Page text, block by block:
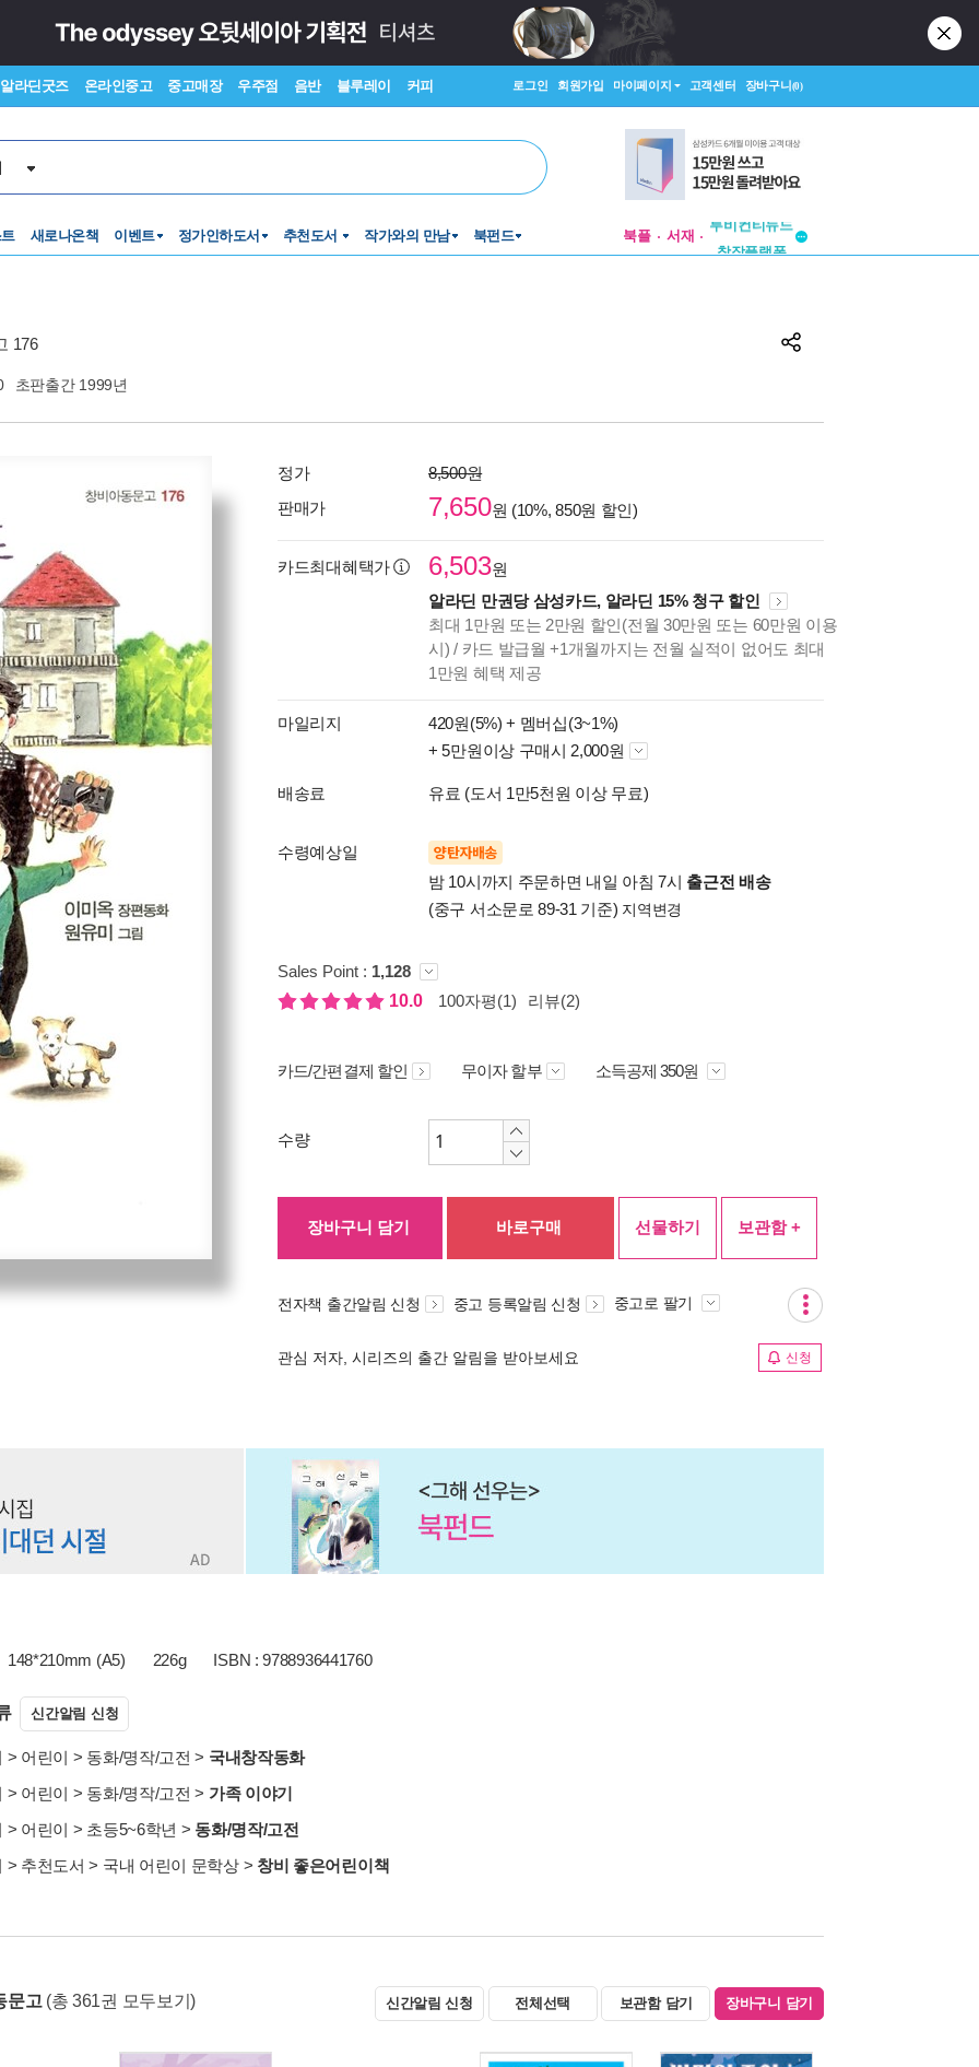
알라딘굿즈 온라인중고 중고매장 우주점 음반 블루레이 커피 로그인 회원가입 마이페이지 고객센터 장바구니(0)
새로나온책 이벤트 정가인하도서 추천도서 작가와의 만남 북펀드 북플 서재
창작플랫폼
176
초판출간 1999년
정가
8,500원
판매가
7,650원 (10%, 850원 할인)
카드최대혜택가 6,503원
알라딘 만권당 삼성카드, 알라딘 15% 청구 할인
최대 1만원 또는 2만원 할인(전월 30만원 또는 60만원 이용
시) / 카드 발급월 +1개월까지는 전월 실적이 없어도 최대
1만원 혜택 제공
마일리지 420원(5%) + 멤버십(3~1%)
+ 5만원이상 구매시 2,000원
배송료 유료 (도서 1만5천원 이상 무료)
수령예상일 양탄자배송
밤 10시까지 주문하면 내일 아침 7시 출근전 배송
(중구 서소문로 89-31 기준) 지역변경
Sales Point : 1,128
10.0
100자평(1) 리뷰(2)
카드/간편결제 할인 무이자 할부 소득공제 350원
수량
장바구니 담기 바로구매 선물하기 보관함 +
전자책 출간알림 신청 중고 등록알림 신청 중고로 팔기
관심 저자, 시리즈의 출간 알림을 받아보세요 신청
148*210mm (A5) 226g ISBN : 9788936441760
신간알림 신청
> 어린이 > 동화/명작/고전 > 국내창작동화
> 어린이 > 동화/명작/고전 > 가족 이야기
> 어린이 > 초등5~6학년 > 동화/명작/고전
> 추천도서 > 국내 어린이 문학상> 창비 좋은어린이책
문고 (총 361권 모두보기) 신간알림 신청 전체선택 보관함 담기 장바구니 담기